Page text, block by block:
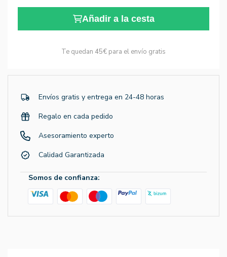
Añadir a la cesta
Te quedan 45€ para el envío gratis
Envíos gratis y entrega en 24-48 horas
Regalo en cada pedido
Asesoramiento experto
Calidad Garantizada
Somos de confianza: